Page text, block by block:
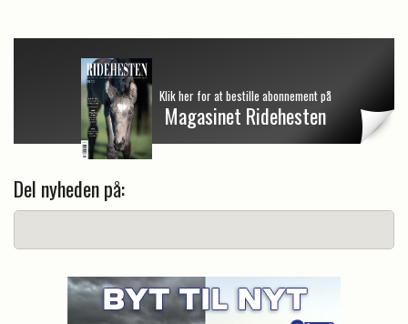
Klik her for at bestille abonnement på
Magasinet Ridehesten
Del nyheden på: